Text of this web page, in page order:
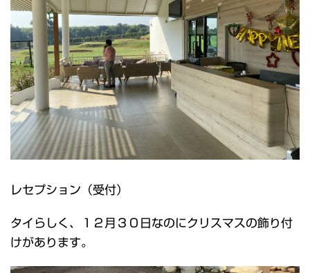
レセプション（受付）
タイらしく、１２月３０日なのにクリスマスの飾り付
けがあります。